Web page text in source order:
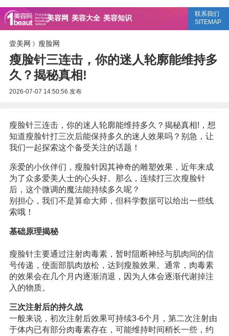
美容网 美容大全 美容知识
联系我们
SITEMAP
壹美网 》 瘦脸网
瘦脸针三连击，你的迷人轮廓能维持多
久？揭秘真相!
2026-07-07 14:50:56 发布
瘦脸针三连击，你的迷人轮廓能维持多久？揭秘真相!，想
知道瘦脸针打三次后能保持多久的迷人效果吗？别急，让
我们一起探索这个备受关注的话题！
亲爱的小伙伴们，瘦脸针因其神奇的雕塑效果，近年来成
为了众多爱美人士的心头好。那么，连续打三次瘦脸针
后，这个微调的魔法能持续多久呢？
别担心，我们不是算命大师，但科学数据可以给出一些线
索哦！
基础原理揭秘
瘦脸针主要通过注射肉毒素，暂时阻断神经与肌肉间的信
号传递，使面部肌肉放松，达到瘦脸效果。通常，肉毒素
的效果会在几个月内逐渐消退，因为人体会逐渐代谢掉注
入的物质。
三次注射后的持久战
一般来说，初次注射后效果可持续3-6个月，第二次注射由
于体内已有部分肉毒素存在，可能维持时间稍长一些，约